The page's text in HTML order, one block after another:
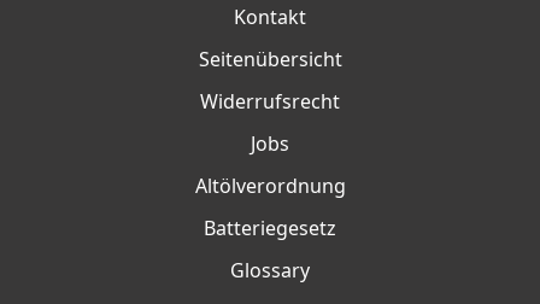
Kontakt
Seitenübersicht
Widerrufsrecht
Jobs
Altölverordnung
Batteriegesetz
Glossary